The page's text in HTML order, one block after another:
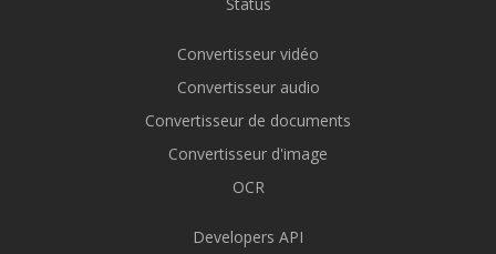
Convertisseur vidéo
Convertisseur audio
Convertisseur de documents
Convertisseur d'image
OCR
Developers API